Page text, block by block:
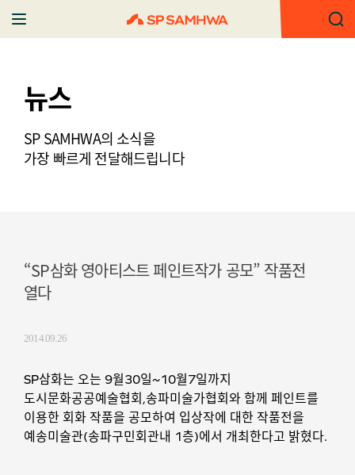
뉴스
SP SAMHWA의 소식을
가장 빠르게 전달해드립니다
“SP삼화 영아티스트 페인트작가 공모” 작품전
열다
2014.09.26
SP삼화는 오는 9월30일~10월7일까지
도시문화공공예술협회,송파미술가협회와 함께 페인트를
이용한 회화 작품을 공모하여 입상작에 대한 작품전을
예송미술관(송파구민회관내 1층)에서 개최한다고 밝혔다.